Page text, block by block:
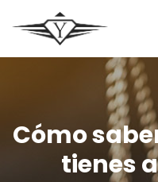
Cómo
tienes